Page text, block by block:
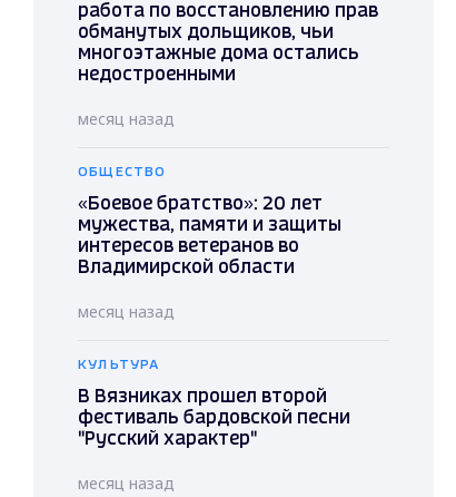
работа по восстановлению прав
обманутых дольщиков, чьи
многоэтажные дома остались
недостроенными
месяц назад
ОБЩЕСТВО
«Боевое братство»: 20 лет
мужества, памяти и защиты
интересов ветеранов во
Владимирской области
месяц назад
КУЛЬТУРА
В Вязниках прошел второй
фестиваль бардовской песни
"Русский характер"
месяц назад